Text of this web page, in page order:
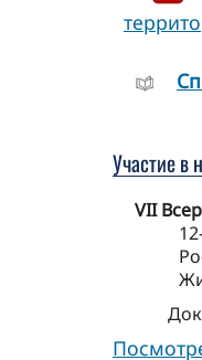
Участие в
VII